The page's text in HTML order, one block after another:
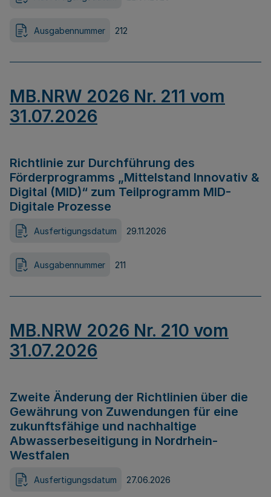
Ausgabennummer 212
MB.NRW 2026 Nr. 211 vom
31.07.2026
Richtlinie zur Durchführung des
Förderprogramms „Mittelstand Innovativ &
Digital (MID)“ zum Teilprogramm MID-
Digitale Prozesse
Ausfertigungsdatum 29.11.2026
Ausgabennummer 211
MB.NRW 2026 Nr. 210 vom
31.07.2026
Zweite Änderung der Richtlinien über die
Gewährung von Zuwendungen für eine
zukunftsfähige und nachhaltige
Abwasserbeseitigung in Nordrhein-
Westfalen
Ausfertigungsdatum 27.06.2026